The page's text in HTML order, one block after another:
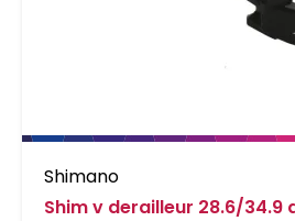
Shimano
Shim v derailleur 28.6/34.9